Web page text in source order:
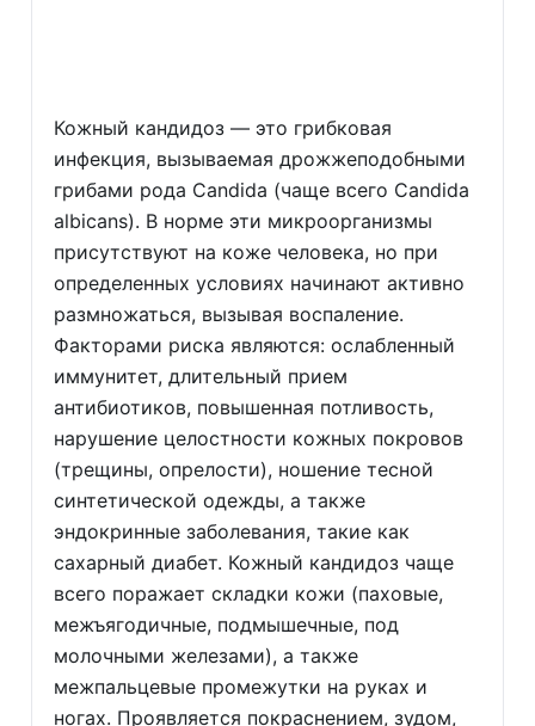
Кожный кандидоз — это грибковая
инфекция, вызываемая дрожжеподобными
грибами рода Candida (чаще всего Candida
albicans). В норме эти микроорганизмы
присутствуют на коже человека, но при
определенных условиях начинают активно
размножаться, вызывая воспаление.
Факторами риска являются: ослабленный
иммунитет, длительный прием
антибиотиков, повышенная потливость,
нарушение целостности кожных покровов
(трещины, опрелости), ношение тесной
синтетической одежды, а также
эндокринные заболевания, такие как
сахарный диабет. Кожный кандидоз чаще
всего поражает складки кожи (паховые,
межъягодичные, подмышечные, под
молочными железами), а также
межпальцевые промежутки на руках и
ногах. Проявляется покраснением, зудом,